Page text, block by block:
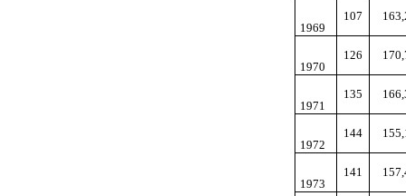
1969
107
1970
126
1971
135
1972
144
1973
141